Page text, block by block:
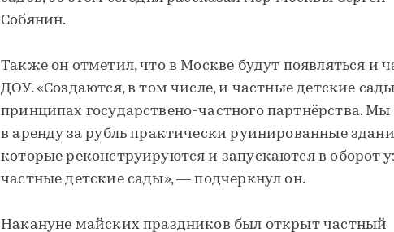
Собянин.
Также он отметил, что в Москве будут появляться и
ДОУ. «Создаются, в том числе, и частные детские
принципах государствено-частного партнёрства.
в аренду за рубль практически руинированные
которые реконструируются и запускаются в оборот
частные детские сады», — подчеркнул он.
Накануне майских праздников был открыт частный